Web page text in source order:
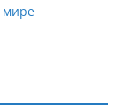
мире